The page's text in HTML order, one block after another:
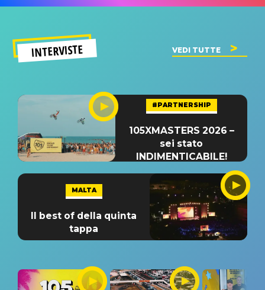
INTERVISTE VEDI TUTTE
#PARTNERSHIP
105XMASTERS 2026 –
sei stato
INDIMENTICABILE!
MALTA
Il best of della quinta
tappa